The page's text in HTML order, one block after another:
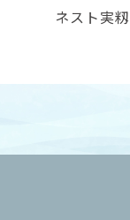
ネスト実籾